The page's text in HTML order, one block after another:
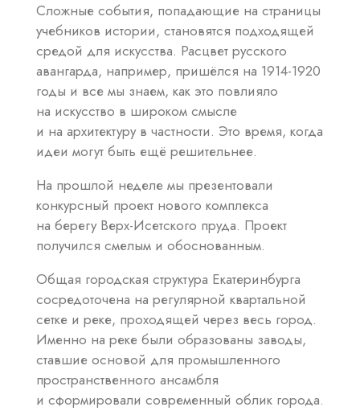
Сложные события, попадающие на страницы
учебников истории, становятся подходящей
средой для искусства. Расцвет русского
авангарда, например, пришёлся на 1914-1920
годы и все мы знаем, как это повлияло
на искусство в широком смысле
и на архитектуру в частности. Это время, когда
идеи могут быть ещё решительнее.
На прошлой неделе мы презентовали
конкурсный проект нового комплекса
на берегу Верх-Исетского пруда. Проект
получился смелым и обоснованным.
Общая городская структура Екатеринбурга
сосредоточена на регулярной квартальной
сетке и реке, проходящей через весь город.
Именно на реке были образованы заводы,
ставшие основой для промышленного
пространственного ансамбля
и сформировали современный облик города.